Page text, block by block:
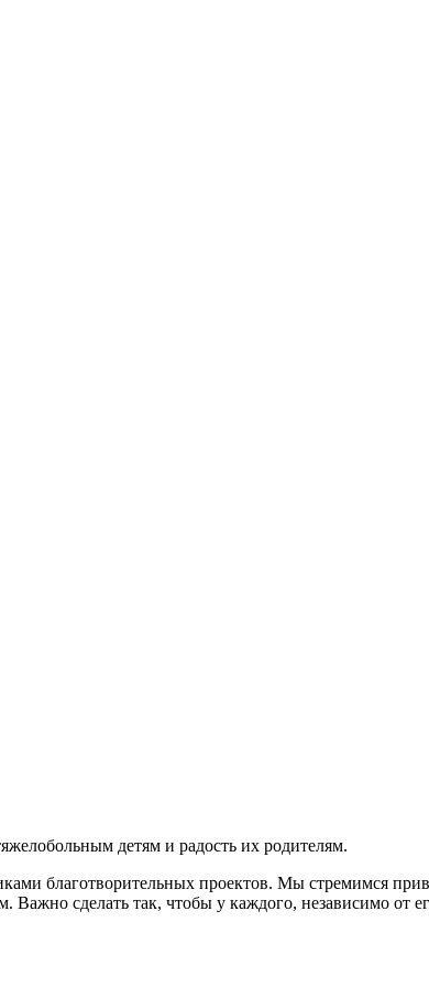
детям и радость их родителям.
благотворительных проектов. Мы стремимся
сделать так, чтобы у каждого, независимо от